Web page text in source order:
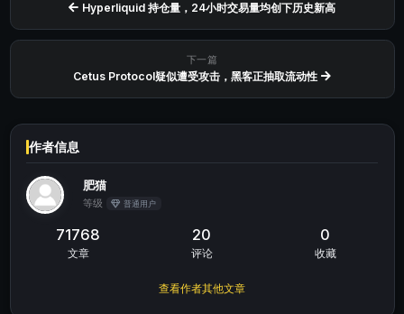
Hyperliquid 持仓量，24小时交易量均创下历史新高
下一篇
Cetus Protocol疑似遭受攻击，黑客正抽取流动性
作者信息
肥猫
等级 普通用户
71768
文章
20
评论
0
收藏
查看作者其他文章